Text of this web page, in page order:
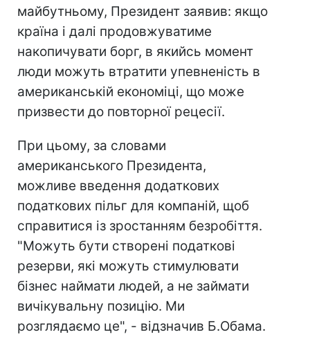
майбутньому, Президент заявив: якщо
країна і далі продовжуватиме
накопичувати борг, в якийсь момент
люди можуть втратити упевненість в
американській економіці, що може
призвести до повторної рецесії.
При цьому, за словами
американського Президента,
можливе введення додаткових
податкових пільг для компаній, щоб
справитися із зростанням безробіття.
"Можуть бути створені податкові
резерви, які можуть стимулювати
бізнес наймати людей, а не займати
вичікувальну позицію. Ми
розглядаємо це", - відзначив Б.Обама.